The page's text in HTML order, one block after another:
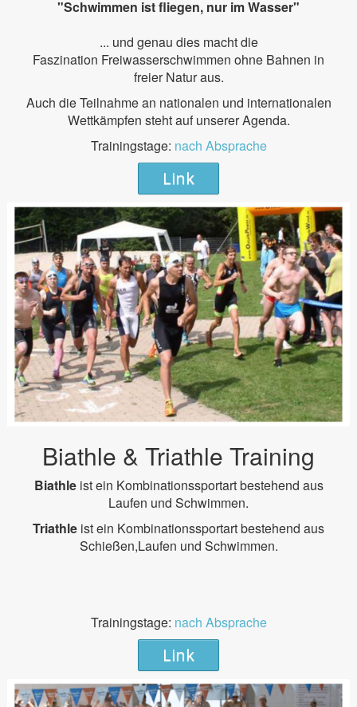
"Schwimmen ist fliegen, nur im Wasser"
... und genau dies macht die
Faszination Freiwasserschwimmen ohne Bahnen in
freier Natur aus.
Auch die Teilnahme an nationalen und internationalen
Wettkämpfen steht auf unserer Agenda.
Trainingstage: nach Absprache
Link
Biathle & Triathle Training
Biathle ist ein Kombinationssportart bestehend aus
Laufen und Schwimmen.
Triathle ist ein Kombinationssportart bestehend aus
Schießen,Laufen und Schwimmen.
Trainingstage: nach Absprache
Link